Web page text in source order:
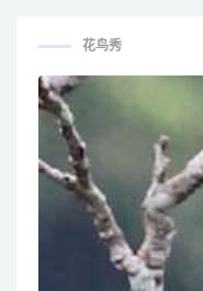
花鸟秀